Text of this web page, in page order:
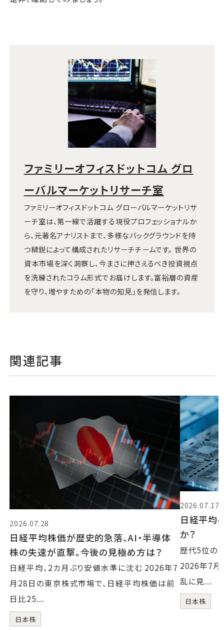
ファミリーオフィスドットコム グロ
ーバルマーケットリサーチ室
ファミリーオフィスドットコム グローバルマーケットリサ
ーチ室は、第一線で活躍する現役プロフェッショナルか
ら、元著名アナリストまで、多様なバックグラウンドを持
つ精鋭によって構成されたリサーチチームです。 世界の
資本市場を深く洞察し、今まさに押さえるべき投資視点
を洗練されたコラム形式でお届けします。富裕層の資産
を守り、増やすための「本物の知見」を発信します。
関連記事
2026.07.28
日経平均株価が歴史的急落、AI・半導体
株の失速が直撃。今後の見極め方は？
日経平均、2カ月ぶり安値水準に沈む 2026年7
月28日の東京株式市場で、日経平均株価は前
日比25...
日本株
2026.07.17
日経平均
か？
歴代5位の
2026年7月
乱に見...
日本株